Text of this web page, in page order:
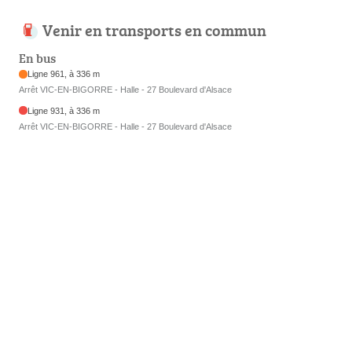
Venir en transports en commun
En bus
Ligne 961, à 336 m
Arrêt VIC-EN-BIGORRE - Halle - 27 Boulevard d'Alsace
Ligne 931, à 336 m
Arrêt VIC-EN-BIGORRE - Halle - 27 Boulevard d'Alsace